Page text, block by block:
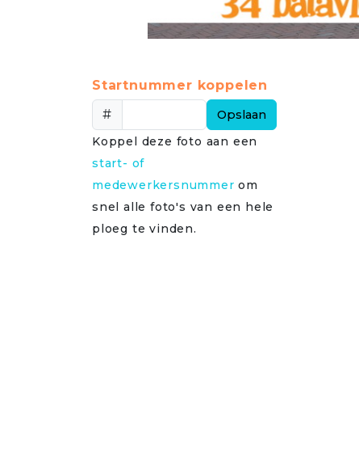
Startnummer koppelen
#
Opslaan
Koppel deze foto aan een
start- of
medewerkersnummer om
snel alle foto's van een hele
ploeg te vinden.